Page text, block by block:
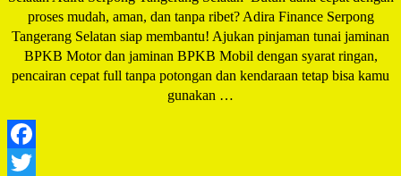
proses mudah, aman, dan tanpa ribet? Adira Finance Serpong
Tangerang Selatan siap membantu! Ajukan pinjaman tunai jaminan
BPKB Motor dan jaminan BPKB Mobil dengan syarat ringan,
pencairan cepat full tanpa potongan dan kendaraan tetap bisa kamu
gunakan …